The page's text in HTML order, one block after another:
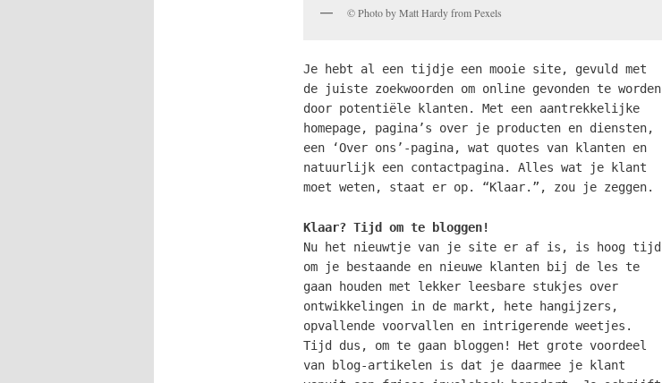
© Photo by Matt Hardy from Pexels
Je hebt al een tijdje een mooie site, gevuld met
de juiste zoekwoorden om online gevonden te worden
door potentiële klanten. Met een aantrekkelijke
homepage, pagina’s over je producten en diensten,
een ‘Over ons’-pagina, wat quotes van klanten en
natuurlijk een contactpagina. Alles wat je klant
moet weten, staat er op. “Klaar.”, zou je zeggen.
Klaar? Tijd om te bloggen!
Nu het nieuwtje van je site er af is, is hoog tijd
om je bestaande en nieuwe klanten bij de les te
gaan houden met lekker leesbare stukjes over
ontwikkelingen in de markt, hete hangijzers,
opvallende voorvallen en intrigerende weetjes.
Tijd dus, om te gaan bloggen! Het grote voordeel
van blog-artikelen is dat je daarmee je klant